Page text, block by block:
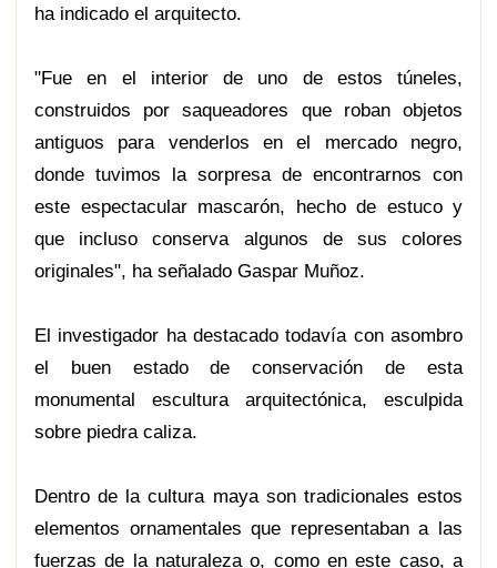
ha indicado el arquitecto.
"Fue en el interior de uno de estos túneles,
construidos por saqueadores que roban objetos
antiguos para venderlos en el mercado negro,
donde tuvimos la sorpresa de encontrarnos con
este espectacular mascarón, hecho de estuco y
que incluso conserva algunos de sus colores
originales", ha señalado Gaspar Muñoz.
El investigador ha destacado todavía con asombro
el buen estado de conservación de esta
monumental escultura arquitectónica, esculpida
sobre piedra caliza.
Dentro de la cultura maya son tradicionales estos
elementos ornamentales que representaban a las
fuerzas de la naturaleza o, como en este caso, a